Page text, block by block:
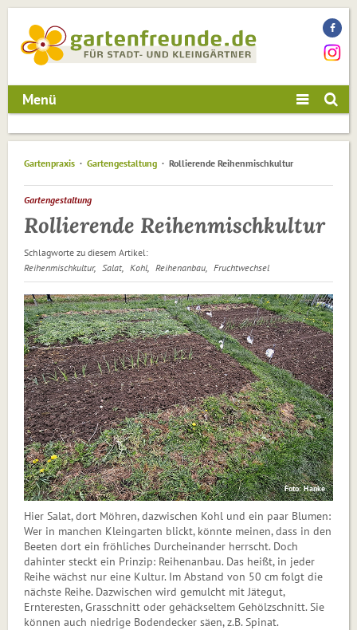
Menü
Gartenpraxis Gartengestaltung Rollierende Reihenmischkultur
Gartengestaltung
Rollierende Reihenmischkultur
Schlagworte zu diesem Artikel:
Reihenmischkultur
Salat Kohl Reihenanbau Fruchtwechsel
Foto: Hanke
Hier Salat, dort Möhren, dazwischen Kohl und ein paar Blumen:
Wer in manchen Kleingarten blickt, könnte meinen, dass in den
Beeten dort ein fröhliches Durcheinander herrscht. Doch
dahinter steckt ein Prinzip: Reihenanbau. Das heißt, in jeder
Reihe wächst nur eine Kultur. Im Abstand von 50 cm folgt die
nächste Reihe. Dazwischen wird gemulcht mit Jätegut,
Ernteresten, Grasschnitt oder gehäckseltem Gehölzschnitt. Sie
können auch niedrige Bodendecker säen, z.B. Spinat.